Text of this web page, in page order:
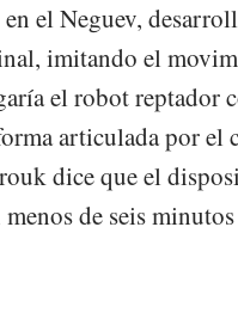
el Neguev,
imitando el
el robot reptador
articulada por el
dice que el
de seis